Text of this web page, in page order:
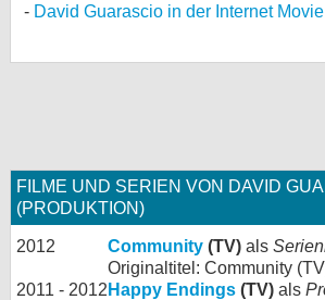
David Guarascio in der Internet
FILME UND SERIEN VON DAVID
(PRODUKTION)
2012 Community (TV) als
Originaltitel: Community
2011 - 2012 Happy Endings (TV) als